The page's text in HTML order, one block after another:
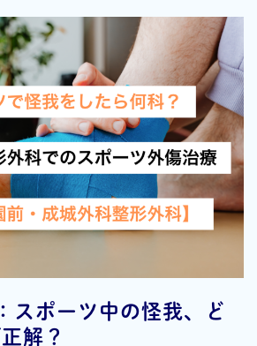
スポーツ中の怪我、ど
解？